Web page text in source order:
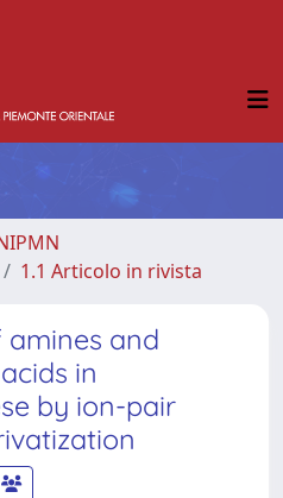
1.1 Articolo in rivista
and
in
by ion-pair